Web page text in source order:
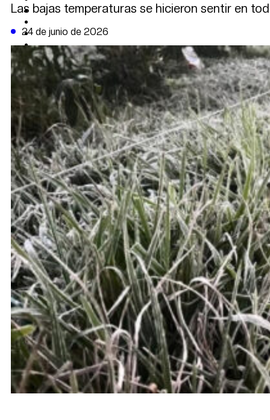
POLÍTICA
DATA FIRME
DE LA TRIBUNA TV
Las bajas temperaturas se hicieron sentir en
24 de junio de 2026